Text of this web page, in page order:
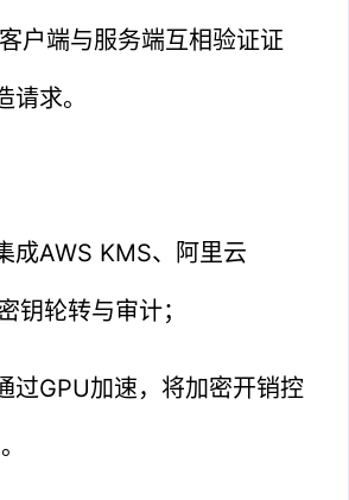
户端与服务端互相验证证
请求。
成AWS KMS、阿里云
钥轮转与审计；
过GPU加速，将加密开销控